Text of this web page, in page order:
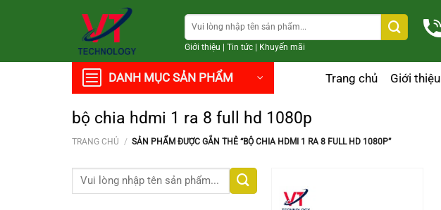
Tìm
kiếm:
Giới thiệu Tin tức| Khuyến mãi
DANH MỤC SẢN PHẨM Trang chủ Giới thiệu
bộ chia hdmi 1 ra 8 full hd 1080p
TRANG CHỦ / SẢN PHẨM ĐƯỢC GẮN THẺ “BỘ CHIA HDMI 1 RA 8 FULL HD 1080P”
Tìm